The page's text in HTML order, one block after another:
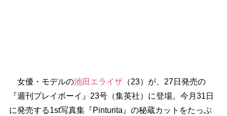
女優・モデルの池田エライザ（23）が、27日発売の
『週刊プレイボーイ』23号（集英社）に登場。今月31日
に発売する1st写真集『Pinturita』の秘蔵カットをたっぷ